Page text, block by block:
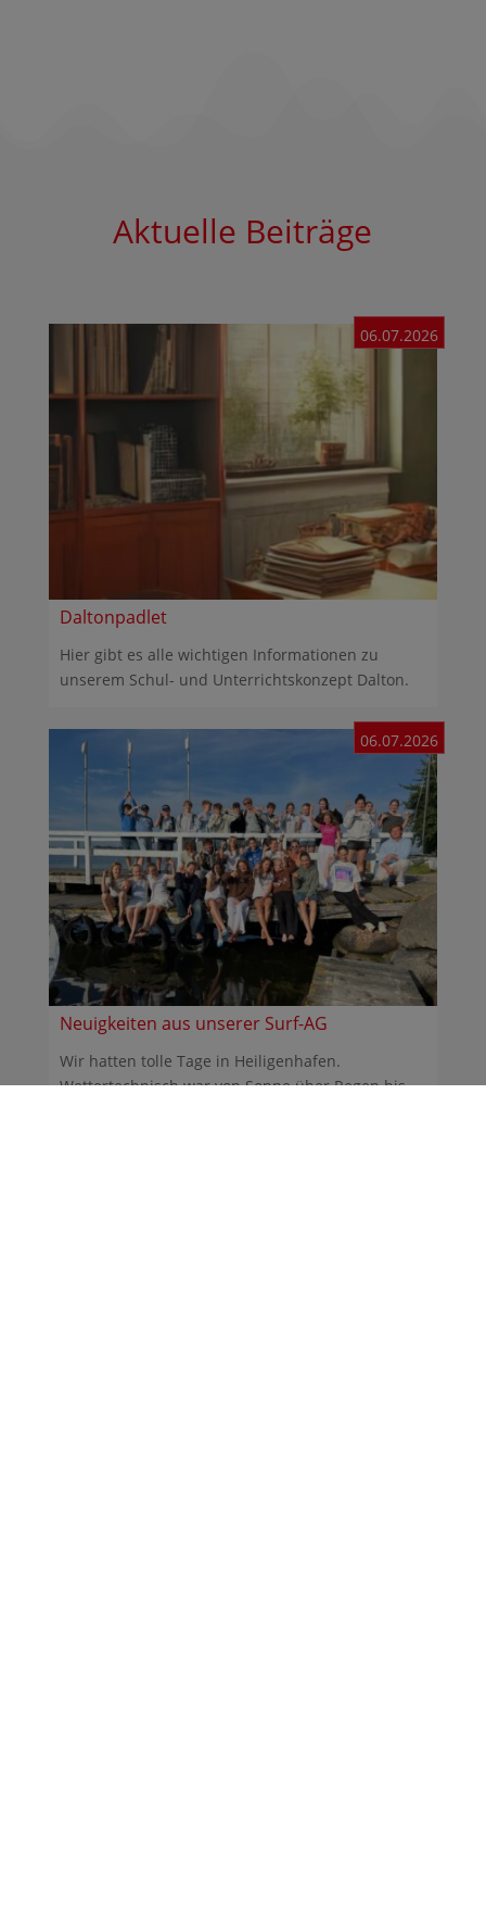
Aktuelle Beiträge
Daltonpadlet
06.07.2026
Hier gibt es alle wichtigen Informationen zu
unserem Schul- und Unterrichtskonzept Dalton.
Neuigkeiten aus unserer Surf-AG
06.07.2026
Wir hatten tolle Tage in Heiligenhafen.
Wettertechnisch war von Sonne über Regen bis